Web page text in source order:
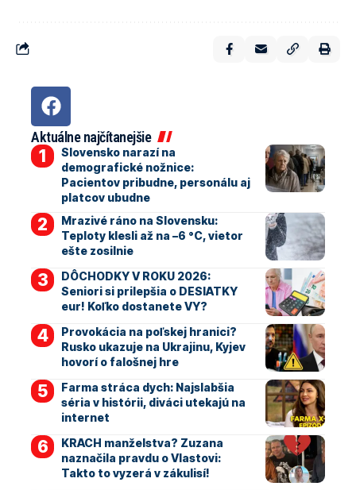
Aktuálne najčítanejšie
Slovensko narazí na
demografické nožnice:
Pacientov pribudne, personálu aj
platcov ubudne
Mrazivé ráno na Slovensku:
Teploty klesli až na –6 °C, vietor
ešte zosilnie
DÔCHODKY V ROKU 2026:
Seniori si prilepšia o DESIATKY
eur! Koľko dostanete VY?
Provokácia na poľskej hranici?
Rusko ukazuje na Ukrajinu, Kyjev
hovorí o falošnej hre
Farma stráca dych: Najslabšia
séria v histórii, diváci utekajú na
internet
KRACH manželstva? Zuzana
naznačila pravdu o Vlastovi:
Takto to vyzerá v zákulisí!